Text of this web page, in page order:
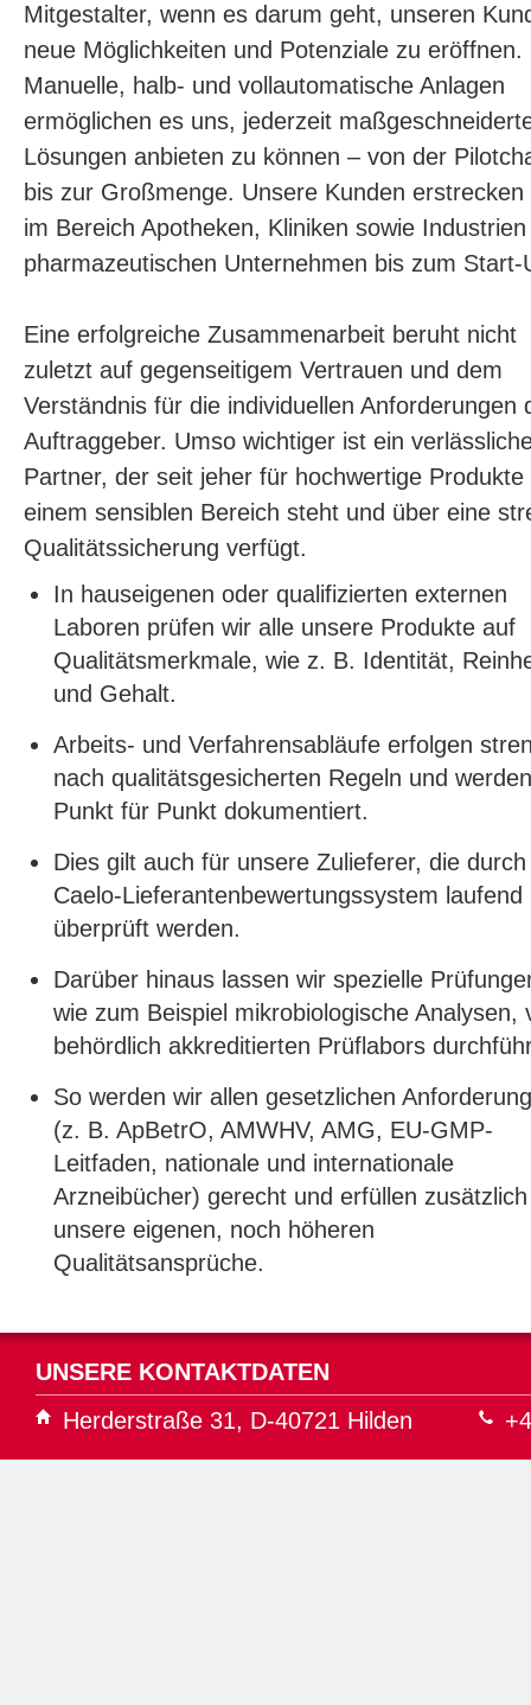
Mitgestalter, wenn es darum geht, unseren
neue Möglichkeiten und Potenziale zu eröffnen.
Manuelle, halb- und vollautomatische Anlagen
ermöglichen es uns, jederzeit
Lösungen anbieten zu können – von der
bis zur Großmenge. Unsere Kunden erstrecken
im Bereich Apotheken, Kliniken sowie
pharmazeutischen Unternehmen bis zum Start-
Eine erfolgreiche Zusammenarbeit beruht nicht
zuletzt auf gegenseitigem Vertrauen und dem
Verständnis für die individuellen Anforderungen
Auftraggeber. Umso wichtiger ist ein
Partner, der seit jeher für hochwertige Produkte
einem sensiblen Bereich steht und über eine
Qualitätssicherung verfügt.
In hauseigenen oder qualifizierten externen
Laboren prüfen wir alle unsere Produkte auf
Qualitätsmerkmale, wie z. B. Identität,
und Gehalt.
Arbeits- und Verfahrensabläufe erfolgen
nach qualitätsgesicherten Regeln und werden
Punkt für Punkt dokumentiert.
Dies gilt auch für unsere Zulieferer, die
Caelo-Lieferantenbewertungssystem laufend
überprüft werden.
Darüber hinaus lassen wir spezielle
wie zum Beispiel mikrobiologische Analysen,
behördlich akkreditierten Prüflabors
So werden wir allen gesetzlichen
(z. B. ApBetrO, AMWHV, AMG, EU-GMP-
Leitfaden, nationale und internationale
Arzneibücher) gerecht und erfüllen zusätzlich
unsere eigenen, noch höheren
Qualitätsansprüche.
UNSERE KONTAKTDATEN
Herderstraße 31, D-40721 Hilden